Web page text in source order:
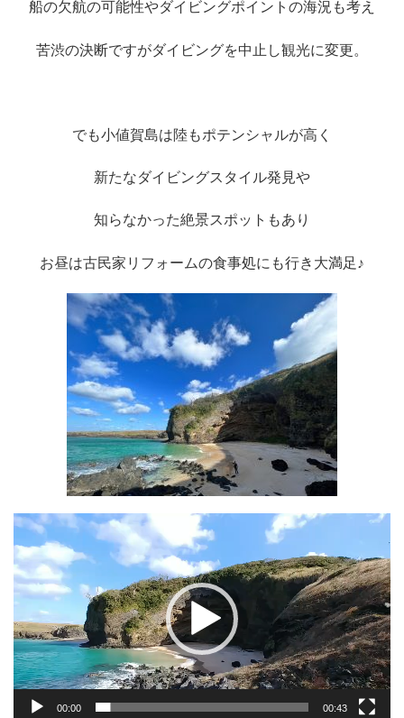
船の欠航の可能性やダイビングポイントの海況も考え
苦渋の決断ですがダイビングを中止し観光に変更。
でも小値賀島は陸もポテンシャルが高く
新たなダイビングスタイル発見や
知らなかった絶景スポットもあり
お昼は古民家リフォームの食事処にも行き大満足♪
動
画
プ
レ
ー
ヤ
ー
00:00 00:43